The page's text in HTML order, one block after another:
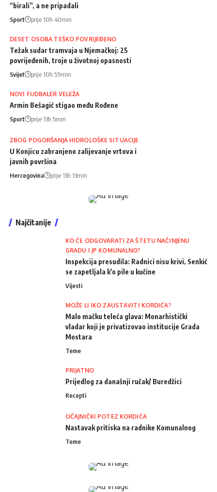
“birali”, a ne pripadali
Sport prije 10h 40min
DESET OSOBA TEŠKO POVRIJEĐENO
Težak sudar tramvaja u Njemačkoj: 25
povrijeđenih, troje u životnoj opasnosti
Svijet prije 10h 59min
NOVI FUDBALER VELEŽA
Armin Bešagić stigao među Rođene
Sport prije 13h 5min
ZBOG POGORŠANJA HIDROLOŠKE SITUACIJE
U Konjicu zabranjeno zalijevanje vrtova i
javnih površina
Hercegovina prije 13h 13min
Najčitanije
KO ĆE ODGOVARATI ZA ŠTETU NAČINJENU
GRADU I JP KOMUNALNO?
Inspekcija presudila: Radnici nisu krivi, Senkić
se zapetljala k'o pile u kučine
Vijesti
MOŽE LI IKO ZAUSTAVITI KORDIĆA?
Malo mačku teleća glava: Monarhistički
vladar koji je privatizovao institucije Grada
Mostara
Teme
PRIJATNO
Prijedlog za današnji ručak/ Buredžici
Recepti
OČAJNIČKI POTEZ KORDIĆA
Nastavak pritiska na radnike Komunalnog
Teme